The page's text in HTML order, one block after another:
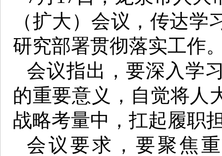
（扩大）会议，传达
研究部署贯彻落实工作
会议指出，要深入学
的重要意义，自觉将人
战略考量中，扛起履职
会议要求，要聚焦